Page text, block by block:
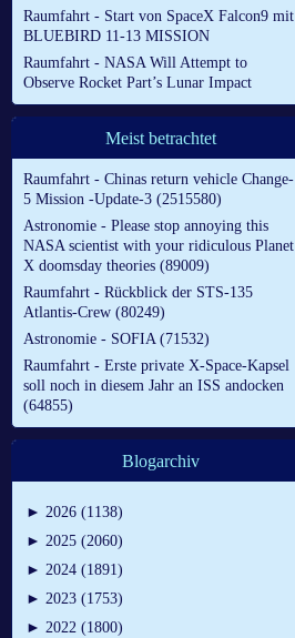
Raumfahrt - Start von SpaceX Falcon9 mit
BLUEBIRD 11-13 MISSION
Raumfahrt - NASA Will Attempt to
Observe Rocket Part’s Lunar Impact
Meist betrachtet
Raumfahrt - Chinas return vehicle Change-
5 Mission -Update-3 (2515580)
Astronomie - Please stop annoying this
NASA scientist with your ridiculous Planet
X doomsday theories (89009)
Raumfahrt - Rückblick der STS-135
Atlantis-Crew (80249)
Astronomie - SOFIA (71532)
Raumfahrt - Erste private X-Space-Kapsel
soll noch in diesem Jahr an ISS andocken
(64855)
Blogarchiv
► 2026 (1138)
► 2025 (2060)
► 2024 (1891)
► 2023 (1753)
► 2022 (1800)